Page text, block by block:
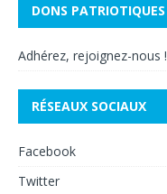
DONS PATRIOTIQUES
Adhérez, rejoignez-nous !
RÉSEAUX SOCIAUX
Facebook
Twitter